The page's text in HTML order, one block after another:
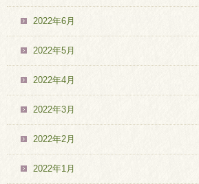
2022年6月
2022年5月
2022年4月
2022年3月
2022年2月
2022年1月